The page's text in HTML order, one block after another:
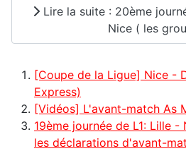
Lire la suite : 20ème
Nice ( les
[Coupe de la Ligue] Nice -
Express)
[Vidéos] L'avant-match As
19ème journée de L1: Lille
les déclarations d'avant-